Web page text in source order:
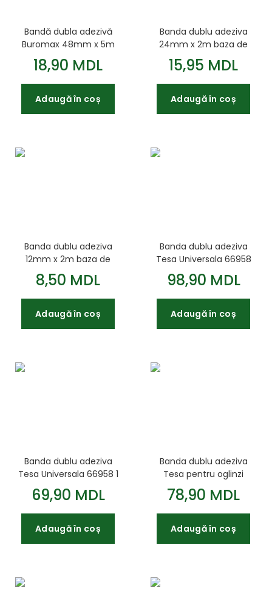
Bandă dubla adezivă
Buromax 48mm x 5m
18,90 MDL
Adaugă în coș
Banda dublu adeziva
24mm x 2m baza de
spuma neagra
15,95 MDL
Adaugă în coș
Banda dublu adeziva
12mm x 2m baza de
spuma neagra
8,50 MDL
Adaugă în coș
Banda dublu adeziva
Tesa Universala 66958
5m*19mm
98,90 MDL
Adaugă în coș
Banda dublu adeziva
Tesa Universala 66958 1
5m*19mm
69,90 MDL
Adaugă în coș
Banda dublu adeziva
Tesa pentru oglinzi
66952 1 5m*19mm
78,90 MDL
Adaugă în coș